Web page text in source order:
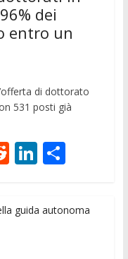
dei
entro un
di dottorato
531 posti già
R
di
Li
e
C
di
guida autonoma